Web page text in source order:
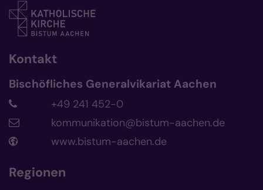
Kontakt
Bischöfliches Generalvikariat Aachen
+49 241 452-0
kommunikation@bistum-aachen.de
www.bistum-aachen.de
Regionen